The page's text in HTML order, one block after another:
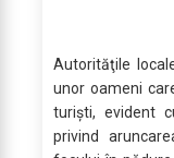
Autorităţile
unor oameni
turişti, evident
privind